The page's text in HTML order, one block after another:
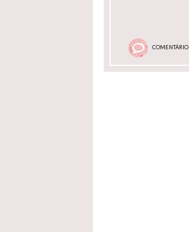
COMENTÁRIO